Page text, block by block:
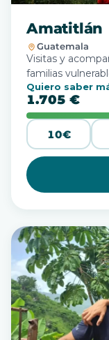
Amatitlán
Guatemala
Visitas y
familias
Quiero saber
1.705 €
10€